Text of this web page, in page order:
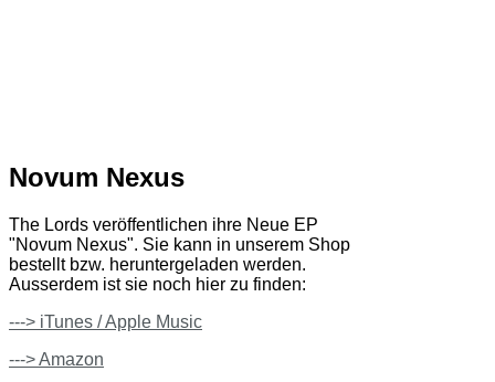
Novum Nexus
The Lords veröffentlichen ihre Neue EP
"Novum Nexus". Sie kann in unserem Shop
bestellt bzw. heruntergeladen werden.
Ausserdem ist sie noch hier zu finden:
---> iTunes / Apple Music
---> Amazon